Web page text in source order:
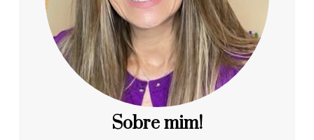
Sobre mim!